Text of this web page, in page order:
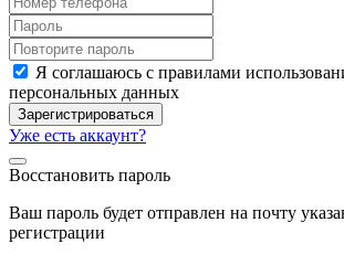
Я соглашаюсь с правилами
персональных данных
Зарегистрироваться
Уже есть аккаунт?
Восстановить пароль
Ваш пароль будет отправлен на почту
регистрации